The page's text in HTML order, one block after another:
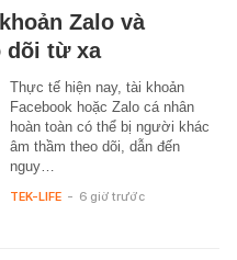
Zalo và
dõi từ xa
Thực tế hiện nay, tài khoản
Facebook hoặc Zalo cá nhân
hoàn toàn có thể bị người khác
âm thầm theo dõi, dẫn đến
nguy…
TEK-LIFE - 6 giờ trước